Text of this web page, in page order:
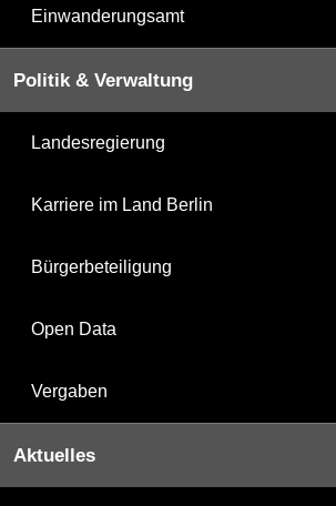
Einwanderungsamt
Politik & Verwaltung
Landesregierung
Karriere im Land Berlin
Bürgerbeteiligung
Open Data
Vergaben
Aktuelles